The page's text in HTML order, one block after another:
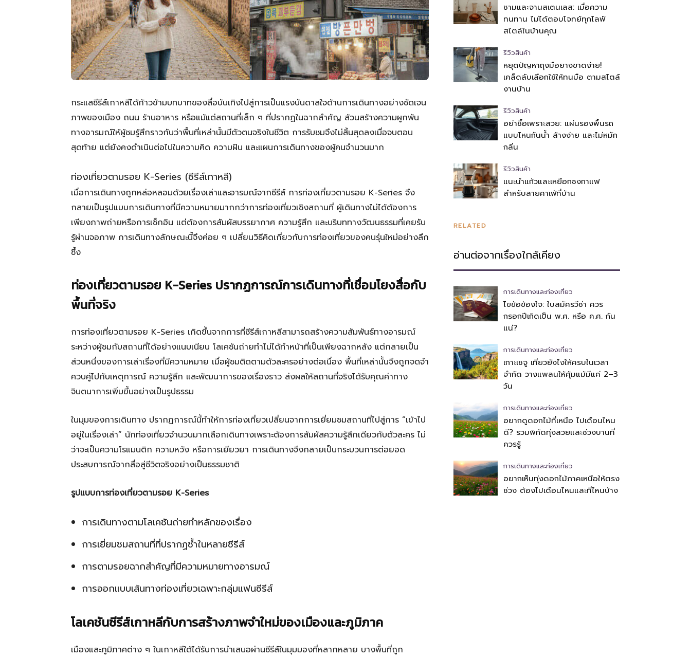
รวม
ความ
รู้
มี
กระแสซีรีส์เกาหลีได้ก้าวข้ามบทบาทของสื่อบันเทิงไปสู่การเป็นแรงบันดาลใจด้านการเดินทางอย่างชัดเจน
ภาพของเมือง ถนน ร้านอาหาร หรือแม้แต่สถานที่เล็ก ๆ ที่ปรากฏในฉากสำคัญ ล้วนสร้างความผูกพัน
ทางอารมณ์ให้ผู้ชมรู้สึกราวกับว่าพื้นที่เหล่านั้นมีตัวตนจริงในชีวิต การรับชมจึงไม่สิ้นสุดลงเมื่อจบตอน
สุดท้าย แต่ยังคงดำเนินต่อไปในความคิด ความฝัน และแผนการเดินทางของผู้คนจำนวนมาก
ท่องเที่ยวตามรอย K-Series (ซีรีส์เกาหลี)
เมื่อการเดินทางถูกหล่อหลอมด้วยเรื่องเล่าและอารมณ์จากซีรีส์ การท่องเที่ยวตามรอย K-Series จึง
กลายเป็นรูปแบบการเดินทางที่มีความหมายมากกว่าการท่องเที่ยวเชิงสถานที่ ผู้เดินทางไม่ได้ต้องการ
เพียงภาพถ่ายหรือการเช็กอิน แต่ต้องการสัมผัสบรรยากาศ ความรู้สึก และบริบททางวัฒนธรรมที่เคยรับ
รู้ผ่านจอภาพ การเดินทางลักษณะนี้จึงค่อย ๆ เปลี่ยนวิธีคิดเกี่ยวกับการท่องเที่ยวของคนรุ่นใหม่อย่างลึก
ซึ้ง
ท่องเที่ยวตามรอย K-Series ปรากฏการณ์การเดินทางที่เชื่อมโยงสื่อกับ
พื้นที่จริง
การท่องเที่ยวตามรอย K-Series เกิดขึ้นจากการที่ซีรีส์เกาหลีสามารถสร้างความสัมพันธ์ทางอารมณ์
ระหว่างผู้ชมกับสถานที่ได้อย่างแนบเนียน โลเคชันถ่ายทำไม่ได้ทำหน้าที่เป็นเพียงฉากหลัง แต่กลายเป็น
ส่วนหนึ่งของการเล่าเรื่องที่มีความหมาย เมื่อผู้ชมติดตามตัวละครอย่างต่อเนื่อง พื้นที่เหล่านั้นจึงถูกจดจำ
ควบคู่ไปกับเหตุการณ์ ความรู้สึก และพัฒนาการของเรื่องราว ส่งผลให้สถานที่จริงได้รับคุณค่าทาง
จินตนาการเพิ่มขึ้นอย่างเป็นรูปธรรม
ในมุมของการเดินทาง ปรากฏการณ์นี้ทำให้การท่องเที่ยวเปลี่ยนจากการเยี่ยมชมสถานที่ไปสู่การ “เข้าไป
อยู่ในเรื่องเล่า” นักท่องเที่ยวจำนวนมากเลือกเดินทางเพราะต้องการสัมผัสความรู้สึกเดียวกับตัวละคร ไม่
ว่าจะเป็นความโรแมนติก ความหวัง หรือการเยียวยา การเดินทางจึงกลายเป็นกระบวนการต่อยอด
ประสบการณ์จากสื่อสู่ชีวิตจริงอย่างเป็นธรรมชาติ
รูปแบบการท่องเที่ยวตามรอย K-Series
การเดินทางตามโลเคชันถ่ายทำหลักของเรื่อง
การเยี่ยมชมสถานที่ที่ปรากฏซ้ำในหลายซีรีส์
การตามรอยฉากสำคัญที่มีความหมายทางอารมณ์
การออกแบบเส้นทางท่องเที่ยวเฉพาะกลุ่มแฟนซีรีส์
โลเคชันซีรีส์เกาหลีกับการสร้างภาพจำใหม่ของเมืองและภูมิภาค
เมืองและภูมิภาคต่าง ๆ ในเกาหลีใต้ได้รับการนำเสนอผ่านซีรีส์ในมุมมองที่หลากหลาย บางพื้นที่ถูก
ชามและจานสเตนเลส: เมื่อความ
ทนทาน ไม่ได้ตอบโจทย์ทุกไลฟ์
สไตล์ในบ้านคุณ
รีวิวสินค้า
หยุดปัญหาถุงมือยางขาดง่าย!
เคล็ดลับเลือกใช้ให้ทนมือ ตามสไตล์
งานบ้าน
รีวิวสินค้า
อย่าซื้อเพราะสวย: แผ่นรองพื้นรถ
แบบไหนกันน้ำ ล้างง่าย และไม่หมัก
กลิ่น
รีวิวสินค้า
แนะนำแก้วและเหยือกชงกาแฟ
สำหรับสายคาเฟ่ที่บ้าน
RELATED
อ่านต่อจากเรื่องใกล้เคียง
การเดินทางและท่องเที่ยว
ไขข้อข้องใจ: ใบสมัครวีซ่า ควร
กรอกปีเกิดเป็น พ.ศ. หรือ ค.ศ. กัน
แน่?
การเดินทางและท่องเที่ยว
เกาะเชจู เที่ยวยังไงให้ครบในเวลา
จำกัด วางแพลนให้คุ้มแม้มีแค่ 2–3
วัน
การเดินทางและท่องเที่ยว
อยากดูดอกไม้ที่เหนือ ไปเดือนไหน
ดี? รวมพิกัดทุ่งสวยและช่วงบานที่
ควรรู้
การเดินทางและท่องเที่ยว
อยากเห็นทุ่งดอกไม้ภาคเหนือให้ตรง
ช่วง ต้องไปเดือนไหนและที่ไหนบ้าง